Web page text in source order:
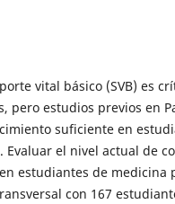
vital básico (SVB) es
pero estudios previos en
suficiente en
. Evaluar el nivel actual de
estudiantes de medicina
con 167